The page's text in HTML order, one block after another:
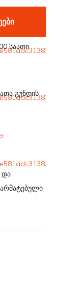
საათი
გუნდის
და